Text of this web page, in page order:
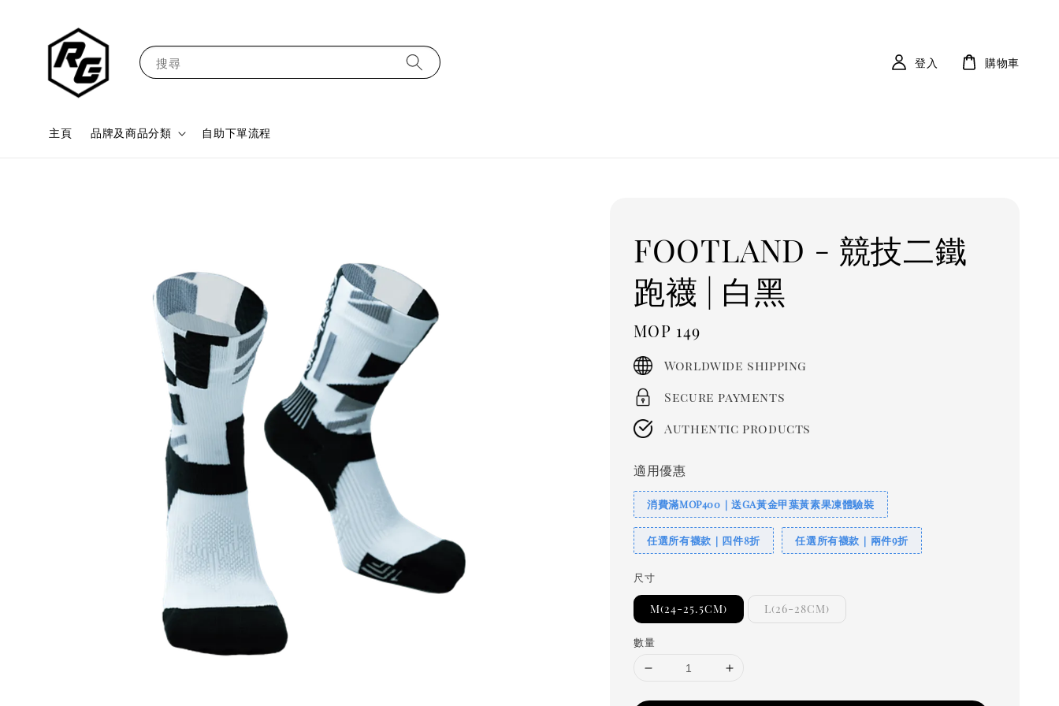
搜尋
主頁 品牌及商品分類 自助下單流程
登入 購物車
FOOTLAND - 競技二鐵
跑襪 | 白黑
Regular
price
MOP 149
Worldwide shipping
Secure payments
Authentic products
適用優惠
消費滿MOP400｜送GA黃金甲葉黃素果凍體驗裝
任選所有襪款｜四件8折 任選所有襪款｜兩件9折
尺寸
M(24-25.5CM) L(26-28CM)
數量